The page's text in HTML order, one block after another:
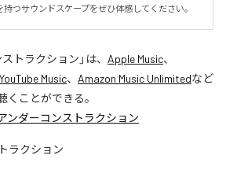
つサウンドスケープをぜひ体感してください。
トラクション 」は、 Apple Music、
YouTube Music、 Amazon Music Unlimitedなど
くことができる。
ンダーコンストラクション